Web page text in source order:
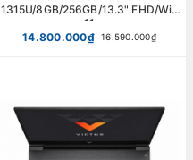
1315U/8GB/256GB/13.3" FHD/Win
11
14.800.000₫
16.590.000₫